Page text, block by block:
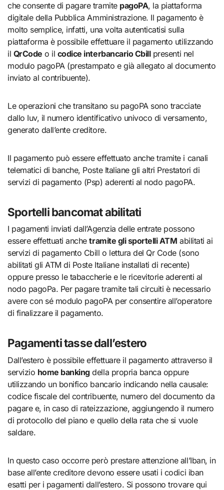
che consente di pagare tramite pagoPA, la piattaforma
digitale della Pubblica Amministrazione. Il pagamento è
molto semplice, infatti, una volta autenticatisi sulla
piattaforma è possibile effettuare il pagamento utilizzando
il QrCode o il codice interbancario Cbillpresenti nel
modulo pagoPA (prestampato e già allegato al documento
inviato al contribuente).
Le operazioni che transitano su pagoPA sono tracciate
dallo Iuv, il numero identificativo univoco di versamento,
generato dall’ente creditore.
Il pagamento può essere effettuato anche tramite i canali
telematici di banche, Poste Italiane gli altri Prestatori di
servizi di pagamento (Psp) aderenti al nodo pagoPA.
Sportelli bancomat abilitati
I pagamenti inviati dall’Agenzia delle entrate possono
essere effettuati anchetramite gli sportelli ATM abilitati ai
servizi di pagamento Cbill o lettura del Qr Code (sono
abilitati gli ATM di Poste Italiane installati di recente)
oppure presso le tabaccherie e le ricevitorie aderenti al
nodo pagoPa. Per pagare tramite tali circuiti è necessario
avere con sé modulo pagoPA per consentire all’operatore
di finalizzare il pagamento.
Pagamenti tasse dall’estero
Dall’estero è possibile effettuare il pagamento attraverso il
servizio home bankingdella propria banca oppure
utilizzando un bonifico bancario indicando nella causale:
codice fiscale del contribuente, numero del documento da
pagare e, in caso di rateizzazione, aggiungendo il numero
di protocollo del piano e quello della rata che si vuole
saldare.
In questo caso occorre però prestare attenzione all’Iban, in
base all’ente creditore devono essere usati i codici iban
esatti per i pagamenti dall’estero. Si possono trovare qui